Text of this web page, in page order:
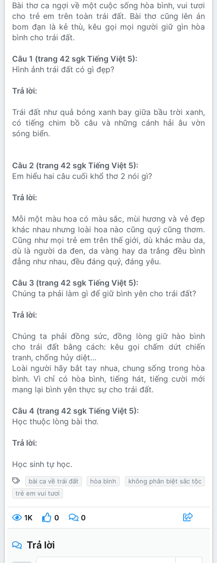
Bài thơ ca ngợi về một cuộc sống hòa bình, vui tươi
cho trẻ em trên toàn trái đất. Bài thơ cũng lên án
bom đạn là kẻ thù, kêu gọi mọi người giữ gìn hòa
bình cho trái đất.
Câu 1 (trang 42 sgk Tiếng Việt 5):
Hình ảnh trái đất có gì đẹp?
Trả lời:
Trái đất như quả bóng xanh bay giữa bầu trời xanh,
có tiếng chim bồ câu và những cánh hải âu vờn
sóng biển.
Câu 2 (trang 42 sgk Tiếng Việt 5):
Em hiểu hai câu cuối khổ thơ 2 nói gì?
Trả lời:
Mỗi một màu hoa có màu sắc, mùi hương và vẻ đẹp
khác nhau nhưng loài hoa nào cũng quý cũng thơm.
Cũng như mọi trẻ em trên thế giới, dù khác màu da,
dù là người da đen, da vàng hay da trắng đều bình
đẳng như nhau, đều đáng quý, đáng yêu.
Câu 3 (trang 42 sgk Tiếng Việt 5):
Chúng ta phải làm gì để giữ bình yên cho trái đất?
Trả lời:
Chúng ta phải đồng sức, đồng lòng giữ hào bình
cho trái đất bằng cách: kêu gọi chấm dứt chiến
tranh, chống hủy diệt…
Loài người hãy bắt tay nhua, chung sống trong hòa
bình. Vì chỉ có hòa bình, tiếng hát, tiếng cười mới
mang lại bình yên thực sự cho trái đất.
Câu 4 (trang 42 sgk Tiếng Việt 5):
Học thuộc lòng bài thơ.
Trả lời:
Học sinh tự học.
T
ừ
k
ó
bài ca về trái đất hòa bình
không phân biệt sắc tộc
trẻ em vui tươi
1K 0 0
Trả lời